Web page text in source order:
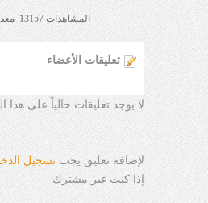
المشاهدات 13157 معدل الترشيح 5
تعليقات الأعضاء
لا يوجد تعليقات حالياً على هذا
لإضافة تعليق يجب تسجيل
إذا كنت غير مشترك